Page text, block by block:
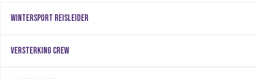
Wintersport reisleider
VERSTERKING CREW